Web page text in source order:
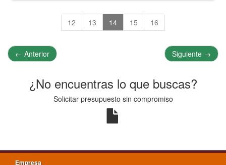
12 13 14 15 16
← Anterior Siguiente →
¿No encuentras lo que buscas?
Solicitar presupuesto sin compromiso
Empresa